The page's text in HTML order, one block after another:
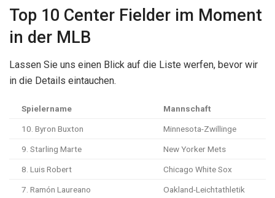
Top 10 Center Fielder im Moment
in der MLB
Lassen Sie uns einen Blick auf die Liste werfen, bevor wir
in die Details eintauchen.
Spielername Mannschaft
10. Byron Buxton Minnesota-Zwillinge
9. Starling Marte New Yorker Mets
8. Luis Robert Chicago White Sox
7. Ramón Laureano Oakland-Leichtathletik